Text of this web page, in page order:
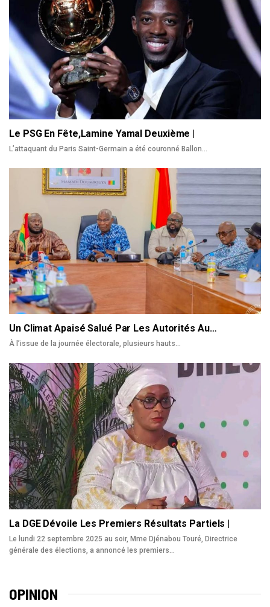
Le PSG En Fête,Lamine Yamal Deuxième |
L’attaquant du Paris Saint-Germain a été couronné Ballon…
Un Climat Apaisé Salué Par Les Autorités Au…
À l’issue de la journée électorale, plusieurs hauts…
La DGE Dévoile Les Premiers Résultats Partiels |
Le lundi 22 septembre 2025 au soir, Mme Djénabou Touré, Directrice
générale des élections, a annoncé les premiers…
OPINION